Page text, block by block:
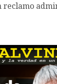
reclamo